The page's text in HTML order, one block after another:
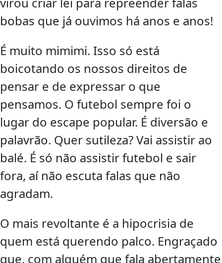
bobas que já ouvimos há anos e anos!
É muito mimimi. Isso só está
boicotando os nossos direitos de
pensar e de expressar o que
pensamos. O futebol sempre foi o
lugar do escape popular. É diversão e
palavrão. Quer sutileza? Vai assistir ao
balé. É só não assistir futebol e sair
fora, aí não escuta falas que não
agradam.
O mais revoltante é a hipocrisia de
quem está querendo palco. Engraçado
que, com alguém que fala abertamente